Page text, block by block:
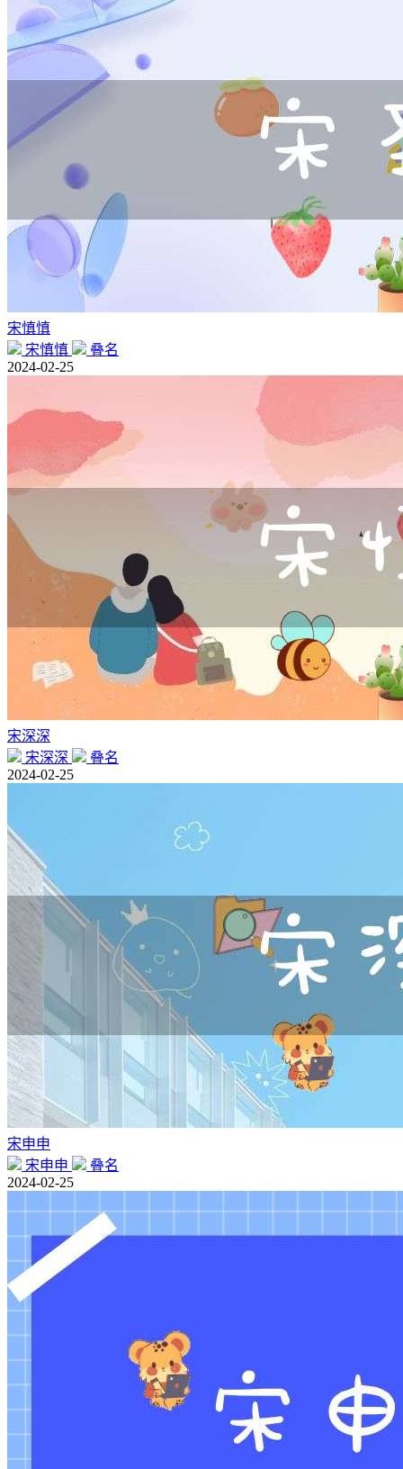
宋慎慎
宋慎慎
叠名
2024-02-25
宋深深
宋深深
叠名
2024-02-25
宋申申
宋申申
叠名
2024-02-25